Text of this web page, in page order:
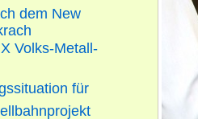
dem New
Volks-Metall-
für